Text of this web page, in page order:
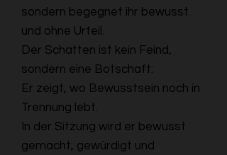
sondern begegnet ihr bewusst
und ohne Urteil.
Der Schatten ist kein Feind,
sondern eine Botschaft:
Er zeigt, wo Bewusstsein noch in
Trennung lebt.
In der Sitzung wird er bewusst
gemacht, gewürdigt und